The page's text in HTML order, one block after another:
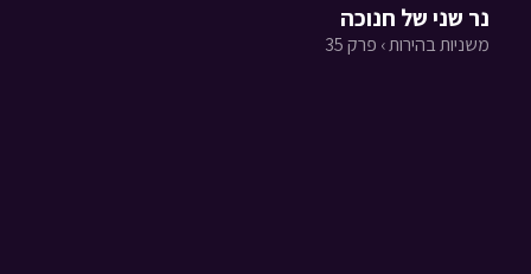
נר שני של חנוכה
משניות בהירות › פרק 35